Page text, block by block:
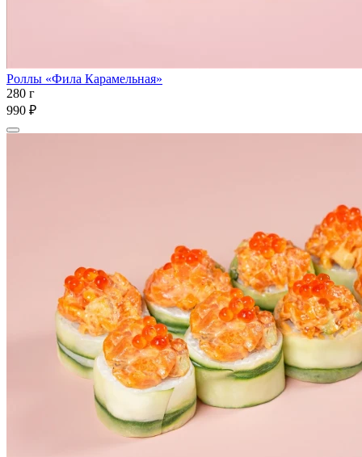
Роллы «Фила Карамельная»
280 г
990 ₽